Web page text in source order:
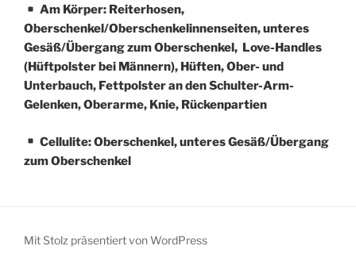
Am Körper: Reiterhosen,
Oberschenkel/Oberschenkelinnenseiten,unteres
Gesäß/Übergang zum Oberschenkel, Love-Handles
(Hüftpolster bei Männern), Hüften, Ober- und
Unterbauch, Fettpolster an den Schulter-Arm-
Gelenken,Oberarme, Knie, Rückenpartien
Cellulite: Oberschenkel, unteres Gesäß/Übergang
zum Oberschenkel
Mit Stolz präsentiert von WordPress